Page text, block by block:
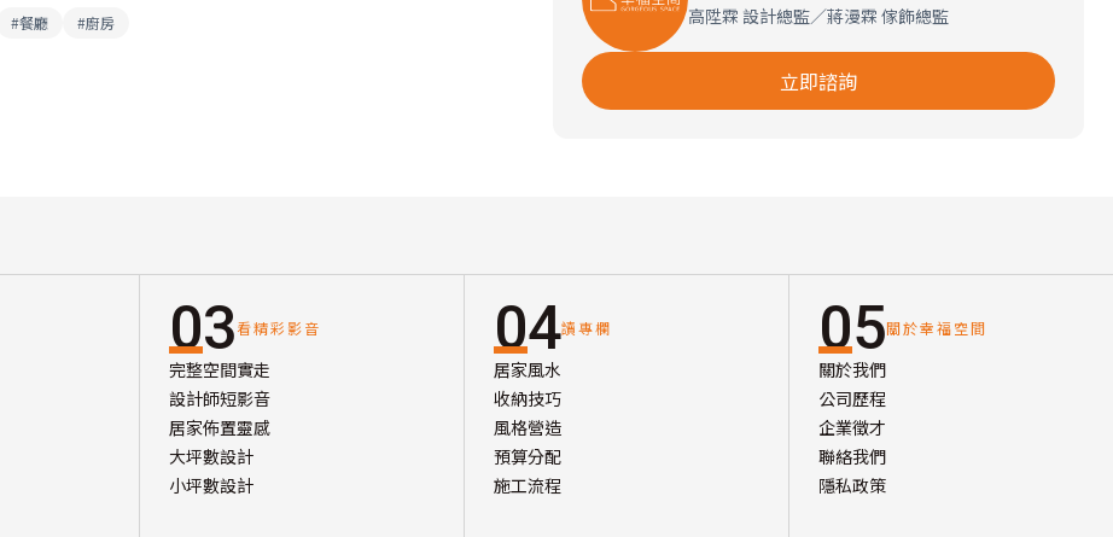
#餐廳 #廚房 高陞霖 設計總監／蔣漫霖 傢飾總監
立即諮詢
03看精彩影音
完整空間實走
設計師短影音
居家佈置靈感
大坪數設計
小坪數設計
04讀專欄
居家風水
收納技巧
風格營造
預算分配
施工流程
05關於幸福空間
關於我們
公司歷程
企業徵才
聯絡我們
隱私政策